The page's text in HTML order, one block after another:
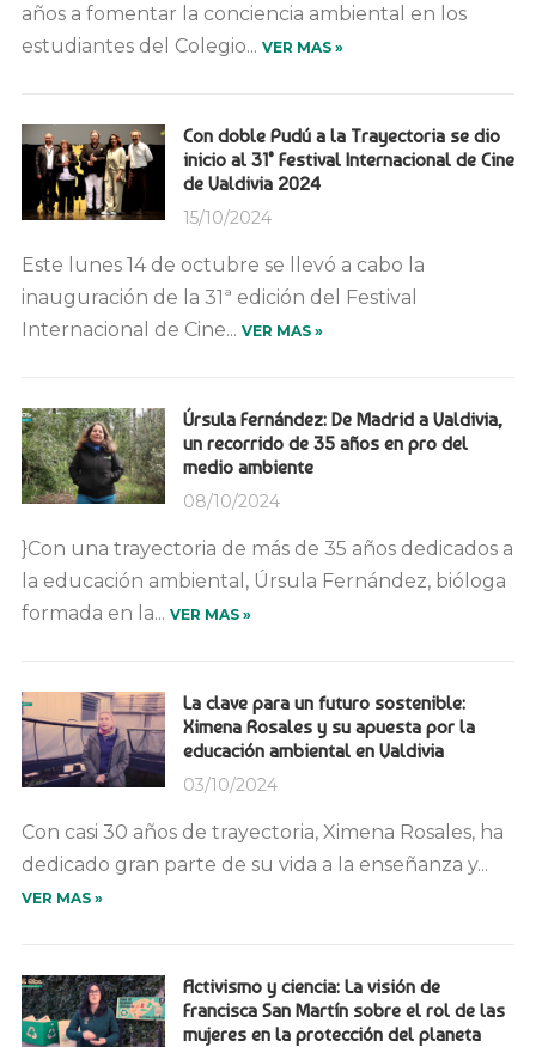
años a fomentar la conciencia ambiental en los
estudiantes del Colegio... VER MAS »
Con doble Pudú a la Trayectoria se dio
inicio al 31° Festival Internacional de Cine
de Valdivia 2024
15/10/2024
Este lunes 14 de octubre se llevó a cabo la
inauguración de la 31ª edición del Festival
Internacional de Cine... VER MAS »
Úrsula Fernández: De Madrid a Valdivia,
un recorrido de 35 años en pro del
medio ambiente
08/10/2024
}Con una trayectoria de más de 35 años dedicados a
la educación ambiental, Úrsula Fernández, bióloga
formada en la... VER MAS »
La clave para un futuro sostenible:
Ximena Rosales y su apuesta por la
educación ambiental en Valdivia
03/10/2024
Con casi 30 años de trayectoria, Ximena Rosales, ha
dedicado gran parte de su vida a la enseñanza y...
VER MAS »
Activismo y ciencia: La visión de
Francisca San Martín sobre el rol de las
mujeres en la protección del planeta